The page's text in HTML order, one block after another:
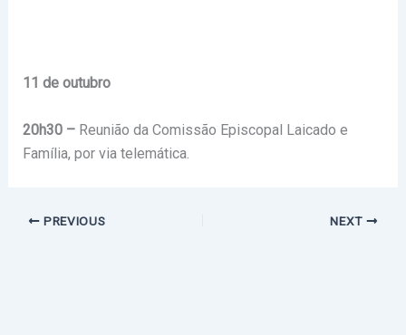
11 de outubro
20h30 –Reunião da Comissão Episcopal Laicado e
Família, por via telemática.
PREVIOUS NEXT